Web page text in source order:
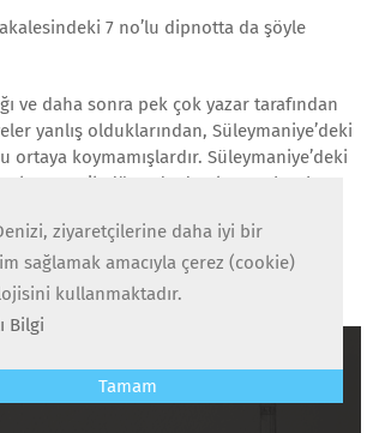
7 no’lu dipnotta da şöyle
ve daha sonra pek çok yazar tarafından
yanlış olduklarından, Süleymaniye’deki
koymamışlardır. Süleymaniye’deki
şematik düzeyde de olsa Z. Ahunbay
rölövelerde saptanmıştır. Bkz. Z.
Külliyesi ve Sorunları”, Rölöve ve
4, Ankara, 19839, s. 107-120”
Gurlitt’in kesitine bakalım:
ziyaretçilerine daha iyi bir
sağlamak amacıyla çerez (cookie)
kullanmaktadır.
Bilgi
Tamam